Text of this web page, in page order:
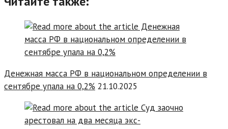
Денежная масса РФ в национальном определении в
сентябре упала на 0,2% 21.10.2025